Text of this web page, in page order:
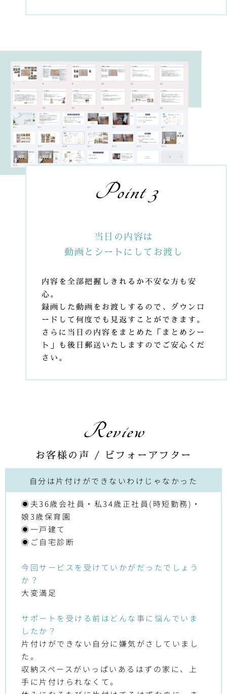
Point 3
当日の内容は
動画とシートにしてお渡し
内容を全部把握しきれるか不安な方も安
心。
録画した動画をお渡しするので、ダウンロ
ードして何度でも見返すことができます。
さらに当日の内容をまとめた「まとめシー
ト」も後日郵送いたしますのでご安心くだ
さい。
Review
お客様の声 / ビフォーアフター
自分は片付けができないわけじゃなかった
◉夫36歳会社員・私34歳正社員(時短勤務)・
娘3歳保育園
◉一戸建て
◉ご自宅診断
今回サービスを受けていかがだったでしょう
か？
大変満足
サポートを受ける前はどんな事に悩んでいま
したか？
片付けができない自分に嫌気がさしていまし
た。
収納スペースがいっぱいあるはずの家に、上
手に片付けられなくて。